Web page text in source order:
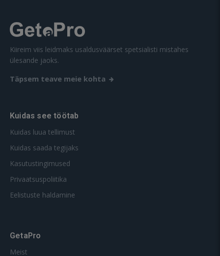
Kiireim viis leidmaks usaldusväärset spetsialisti mistahes
ülesande jaoks.
Täpsem teave meie kohta
Kuidas see töötab
Kuidas luua tellimust
Kuidas saada tegijaks
Kasutustingimused
Privaatsuspoliitika
Eelistuste haldamine
GetaPro
Meist